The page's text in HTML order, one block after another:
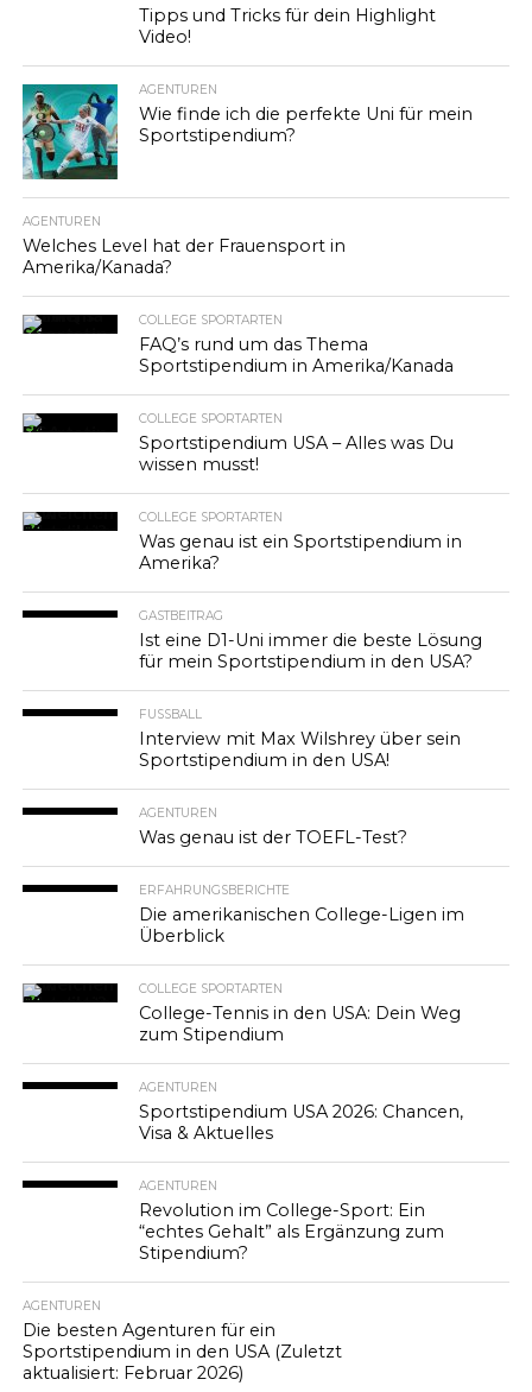
Tipps und Tricks für dein Highlight
Video!
AGENTUREN
Wie finde ich die perfekte Uni für mein
Sportstipendium?
AGENTUREN
Welches Level hat der Frauensport in
Amerika/Kanada?
COLLEGE SPORTARTEN
FAQ’s rund um das Thema
Sportstipendium in Amerika/Kanada
COLLEGE SPORTARTEN
Sportstipendium USA – Alles was Du
wissen musst!
COLLEGE SPORTARTEN
Was genau ist ein Sportstipendium in
Amerika?
GASTBEITRAG
Ist eine D1-Uni immer die beste Lösung
für mein Sportstipendium in den USA?
FUSSBALL
Interview mit Max Wilshrey über sein
Sportstipendium in den USA!
AGENTUREN
Was genau ist der TOEFL-Test?
ERFAHRUNGSBERICHTE
Die amerikanischen College-Ligen im
Überblick
COLLEGE SPORTARTEN
College-Tennis in den USA: Dein Weg
zum Stipendium
AGENTUREN
Sportstipendium USA 2026: Chancen,
Visa & Aktuelles
AGENTUREN
Revolution im College-Sport: Ein
“echtes Gehalt” als Ergänzung zum
Stipendium?
AGENTUREN
Die besten Agenturen für ein
Sportstipendium in den USA (Zuletzt
aktualisiert: Februar 2026)